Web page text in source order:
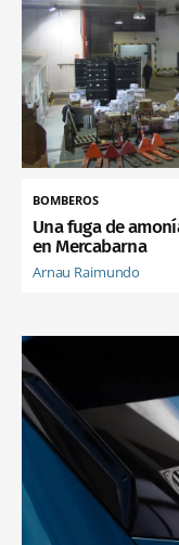
BOMBEROS
Una fuga de
en Mercabarna
Arnau Raimundo